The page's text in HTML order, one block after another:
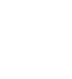
E NOVAS